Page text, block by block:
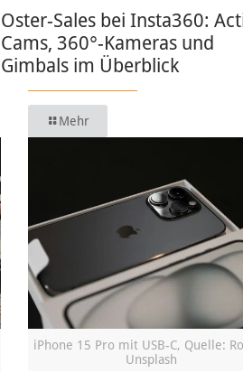
Oster-Sales bei Insta360:
Cams, 360°-Kameras und
Gimbals im Überblick
Mehr
iPhone 15 Pro mit USB-C, Quelle:
Unsplash